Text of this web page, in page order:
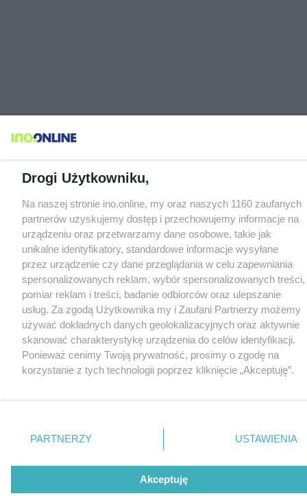
Drogi Użytkowniku,
Na naszej stronie ino.online, my oraz naszych 1160 zaufanych
partnerów uzyskujemy dostęp i przechowujemy informacje na
urządzeniu oraz przetwarzamy dane osobowe, takie jak
unikalne identyfikatory, standardowe informacje wysyłane
przez urządzenie czy dane przeglądania w celu zapewniania
spersonalizowanych reklam, wybór spersonalizowanych treści,
pomiar reklam i treści, badanie odbiorców oraz ulepszanie
usług. Za zgodą Użytkownika my i Zaufani Partnerzy możemy
używać dokładnych danych geolokalizacyjnych oraz aktywnie
skanować charakterystykę urządzenia do celów identyfikacji.
Ponieważ cenimy Twoją prywatność, prosimy o zgodę na
korzystanie z tych technologii poprzez kliknięcie „Akceptuję”.
nie wymagają zgody użytkownika, ale masz prawo sprzeciwić
się takiemu przetwarzaniu. Preferencje będą miały
Zapoznaj się z poniższymi informacjami, abyś mógł świadomie
PARTNERZY USTAWIENIA
Akceptuję